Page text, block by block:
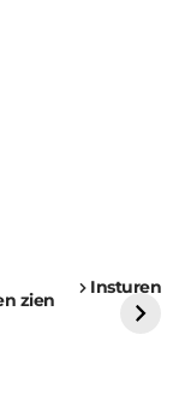
Insturen
zien